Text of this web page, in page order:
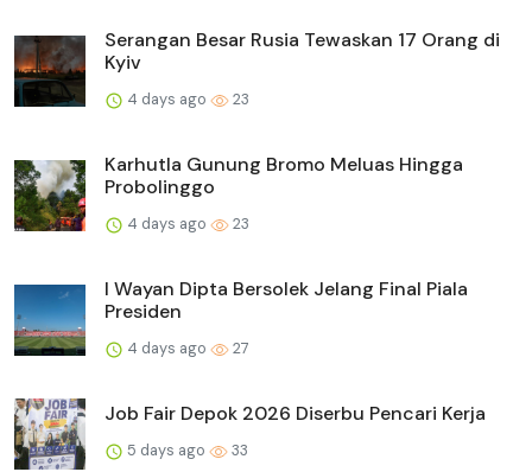
Serangan Besar Rusia Tewaskan 17 Orang di
Kyiv
4 days ago 23
Karhutla Gunung Bromo Meluas Hingga
Probolinggo
4 days ago 23
I Wayan Dipta Bersolek Jelang Final Piala
Presiden
4 days ago 27
Job Fair Depok 2026 Diserbu Pencari Kerja
5 days ago 33